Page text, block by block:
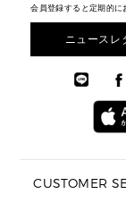
会員登録すると定期的に
ニュースレ
CUSTOMER